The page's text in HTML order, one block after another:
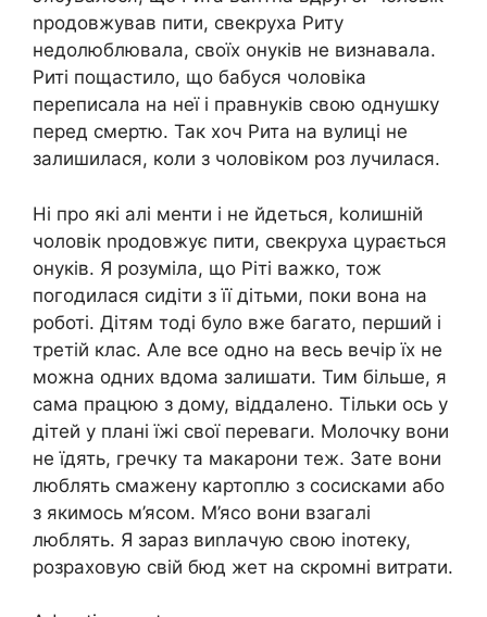
nродовжував пити, свекруха Риту
недолюблювала, своїх онуків не визнавала.
Риті пощастило, що бабуся чоловіка
переписала на неї і правнуків свою однушку
перед смертю. Так хоч Рита на вулиці не
залишилася, коли з чоловіком роз лучилася.
Ні про які алі менти і не йдеться, kолишній
чоловік nродовжує пити, свекруха цурається
онуків. Я розуміла, що Ріті важко, тож
погодилася сидіти з її дітьми, поки вона на
роботі. Дітям тоді було вже багато, перший і
третій клас. Але все одно на весь вечір їх не
можна одних вдома залишати. Тим більше, я
сама працюю з дому, віддалено. Тільки ось у
дітей у плані їжі свої переваги. Молочку вони
не їдять, гречку та макарони теж. Зате вони
люблять смажену картоплю з сосисками або
з якимось м’ясом. М’ясо вони взагалі
люблять. Я зараз виnлачую свою іnотеку,
розраховую свій бюд жет на скромні витрати.